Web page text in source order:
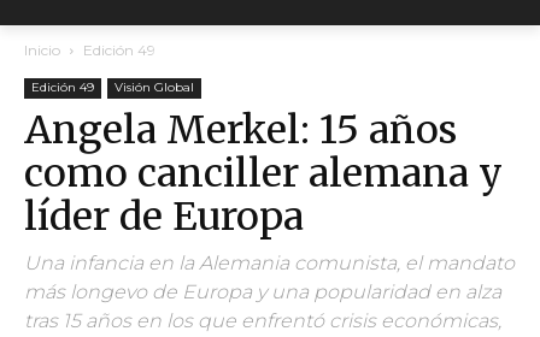
Inicio Edición 49
Edición 49 Visión Global
Angela Merkel: 15 años
como canciller alemana y
líder de Europa
Una infancia en la Alemania comunista, el mandato
más longevo de Europa y una popularidad en alza
tras 15 años en los que enfrentó crisis económicas,